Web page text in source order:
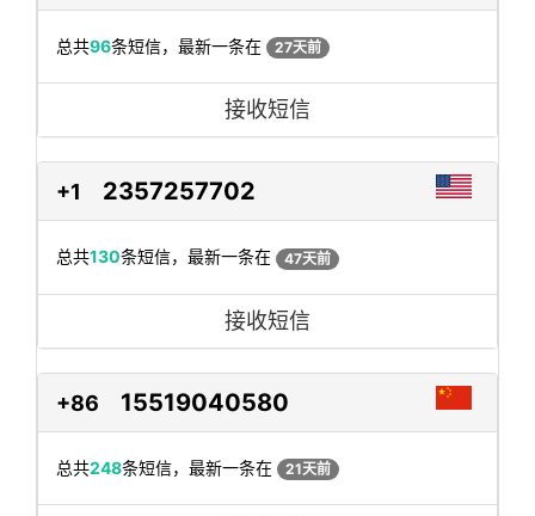
总共96条短信，最新一条在 27天前
接收短信
+1 2357257702
总共130条短信，最新一条在 47天前
接收短信
+86 15519040580
总共248条短信，最新一条在 21天前